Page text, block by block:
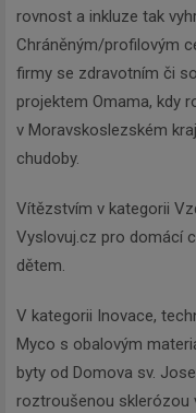
rovnost a inkluze tak
Chráněným/profilovým
firmy se zdravotním či
projektem Omama, kdy
v Moravskoslezském
chudoby.
Vítězstvím v kategorii
Vyslovuj.cz pro domácí
dětem.
V kategorii Inovace,
Myco s obalovým
byty od Domova sv.
roztroušenou sklerózou